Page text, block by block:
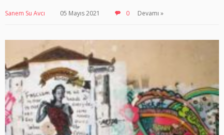
Sanem Su Avcı 05 Mayıs 2021 0 Devamı »